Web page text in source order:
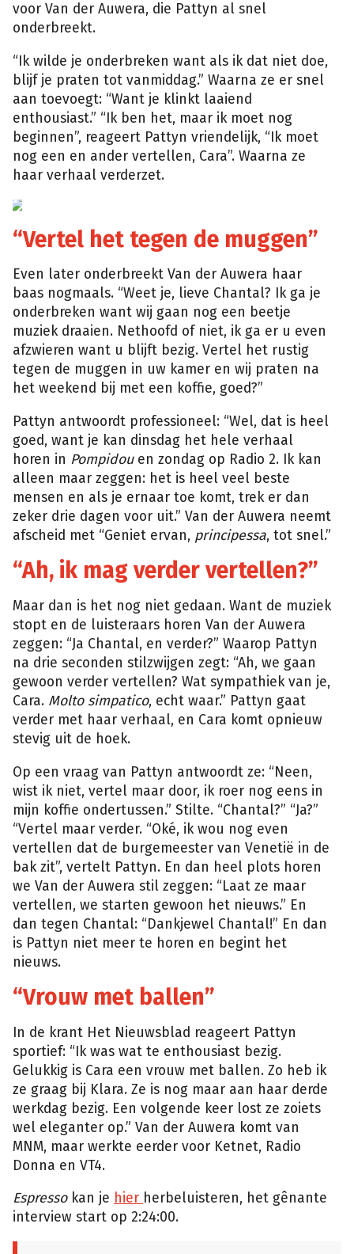
voor Van der Auwera, die Pattyn al snel
onderbreekt.
“Ik wilde je onderbreken want als ik dat niet doe,
blijf je praten tot vanmiddag.” Waarna ze er snel
aan toevoegt: “Want je klinkt laaiend
enthousiast.” “Ik ben het, maar ik moet nog
beginnen”, reageert Pattyn vriendelijk, “Ik moet
nog een en ander vertellen, Cara”. Waarna ze
haar verhaal verderzet.
VRT
Bart
Musschoot
“Vertel het tegen de muggen”
Even later onderbreekt Van der Auwera haar
baas nogmaals. “Weet je, lieve Chantal? Ik ga je
onderbreken want wij gaan nog een beetje
muziek draaien. Nethoofd of niet, ik ga er u even
afzwieren want u blijft bezig. Vertel het rustig
tegen de muggen in uw kamer en wij praten na
het weekend bij met een koffie, goed?”
Pattyn antwoordt professioneel: “Wel, dat is heel
goed, want je kan dinsdag het hele verhaal
horen in Pompidou en zondag op Radio 2. Ik kan
alleen maar zeggen: het is heel veel beste
mensen en als je ernaar toe komt, trek er dan
zeker drie dagen voor uit.” Van der Auwera neemt
afscheid met “Geniet ervan, principessa, tot snel.”
“Ah, ik mag verder vertellen?”
Maar dan is het nog niet gedaan. Want de muziek
stopt en de luisteraars horen Van der Auwera
zeggen: “Ja Chantal, en verder?” Waarop Pattyn
na drie seconden stilzwijgen zegt: “Ah, we gaan
gewoon verder vertellen? Wat sympathiek van je,
Cara. Molto simpatico, echt waar.” Pattyn gaat
verder met haar verhaal, en Cara komt opnieuw
stevig uit de hoek.
Op een vraag van Pattyn antwoordt ze: “Neen,
wist ik niet, vertel maar door, ik roer nog eens in
mijn koffie ondertussen.” Stilte. “Chantal?” “Ja?”
“Vertel maar verder. “Oké, ik wou nog even
vertellen dat de burgemeester van Venetië in de
bak zit”, vertelt Pattyn. En dan heel plots horen
we Van der Auwera stil zeggen: “Laat ze maar
vertellen, we starten gewoon het nieuws.” En
dan tegen Chantal: “Dankjewel Chantal!” En dan
is Pattyn niet meer te horen en begint het
nieuws.
“Vrouw met ballen”
In de krant Het Nieuwsblad reageert Pattyn
sportief: “Ik was wat te enthousiast bezig.
Gelukkig is Cara een vrouw met ballen. Zo heb ik
ze graag bij Klara. Ze is nog maar aan haar derde
werkdag bezig. Een volgende keer lost ze zoiets
wel eleganter op.” Van der Auwera komt van
MNM, maar werkte eerder voor Ketnet, Radio
Donna en VT4.
Espresso kan je hier herbeluisteren, het gênante
interview start op 2:24:00.